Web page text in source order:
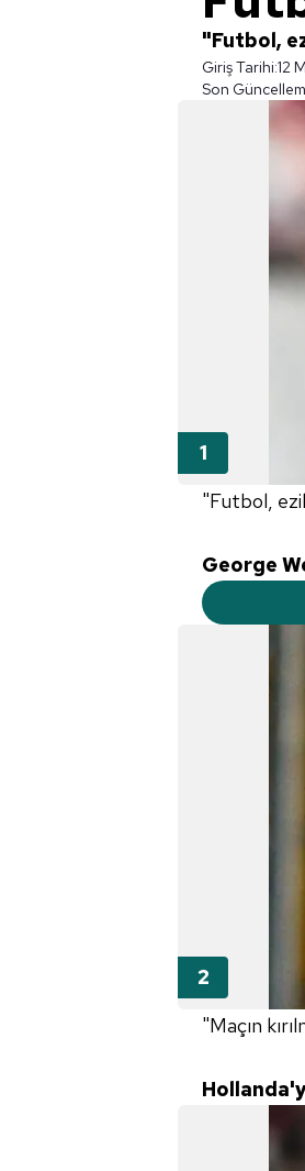
"Futbol,
Giriş Tarihi:12
Son
"Futbol,
George
"Maçın